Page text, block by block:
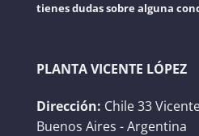
tienes dudas sobre alguna
PLANTA VICENTE LÓPEZ
Dirección: Chile 33
Buenos Aires - Argentina